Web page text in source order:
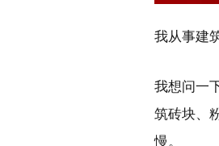
我从事建
我想问一
筑砖块、
慢。